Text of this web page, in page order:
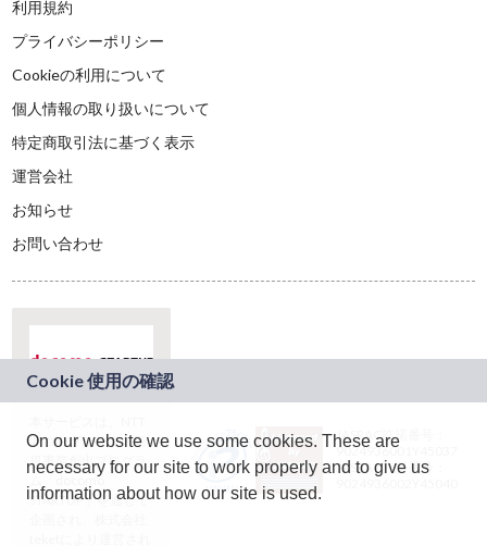
利用規約
プライバシーポリシー
Cookieの利用について
個人情報の取り扱いについて
特定商取引法に基づく表示
運営会社
お知らせ
お問い合わせ
ドコモグループの新
規事業創出プログラ
ム「docomo
STARTUP」を通じて
JASRAC許諾番号：
9024936001Y45037
JASRAC許諾番号：
On our website we use some cookies. These are
necessary for our site to work properly and to give us
information about how our site is used.